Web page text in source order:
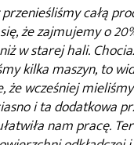
całą
że zajmujemy o
w starej hali.
kilka maszyn, to
że wcześniej mieliśmy
i ta dodatkowa
nam pracę.